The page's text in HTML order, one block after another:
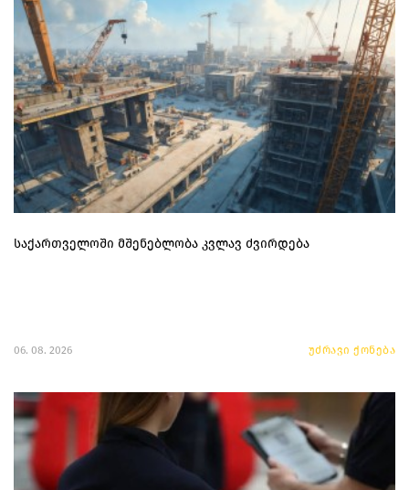
საქართველოში მშენებლობა კვლავ ძვირდება
06. 08. 2026 უძრავი ქონება